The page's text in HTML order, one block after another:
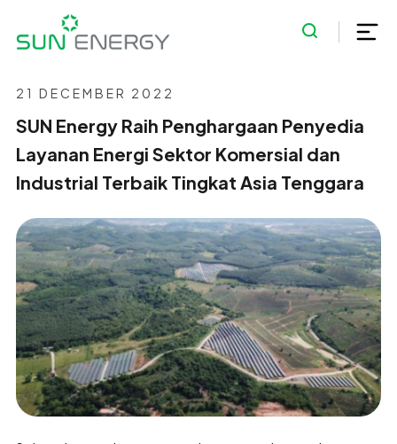
21 DECEMBER 2022
SUN Energy Raih Penghargaan Penyedia
Layanan Energi Sektor Komersial dan
Industrial Terbaik Tingkat Asia Tenggara